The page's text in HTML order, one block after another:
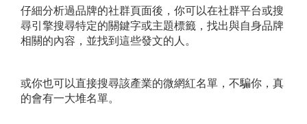
仔細分析過品牌的社群頁面後，你可以在社群平台或搜
尋引擎搜尋特定的關鍵字或主題標籤，找出與自身品牌
相關的內容，並找到這些發文的人。
或你也可以直接搜尋該產業的微網紅名單，不騙你，真
的會有一大堆名單。